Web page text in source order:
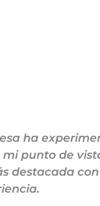
ha
punto de
destacada